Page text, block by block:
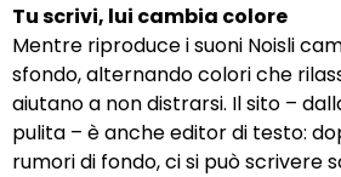
Tu scrivi, lui cambia colore
Mentre riproduce i suoni Noisli
sfondo, alternando colori che
aiutano a non distrarsi. Il sito –
pulita – è anche editor di testo:
rumori di fondo, ci si può scrivere